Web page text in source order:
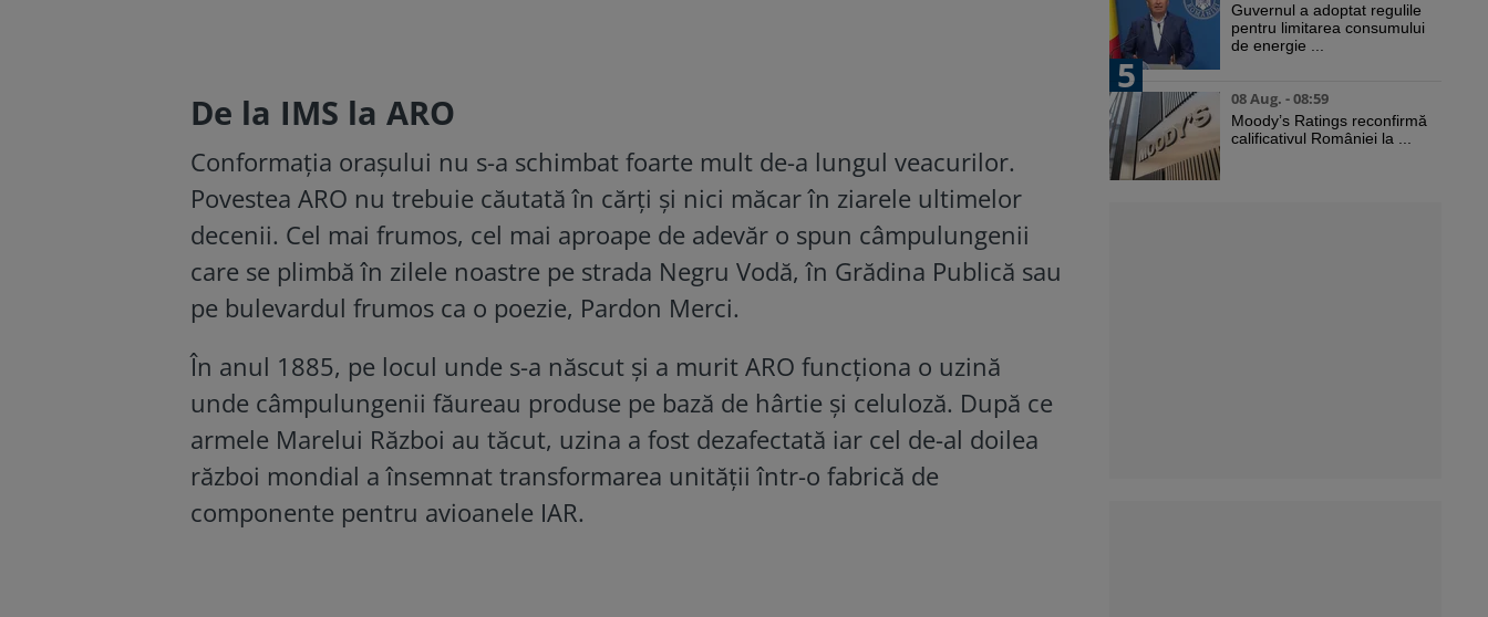
De la IMS la ARO
Conformația orașului nu s-a schimbat foarte mult de-a lungul veacurilor.
Povestea ARO nu trebuie căutată în cărți și nici măcar în ziarele ultimelor
decenii. Cel mai frumos, cel mai aproape de adevăr o spun câmpulungenii
care se plimbă în zilele noastre pe strada Negru Vodă, în Grădina Publică sau
pe bulevardul frumos ca o poezie, Pardon Merci.
În anul 1885, pe locul unde s-a născut și a murit ARO funcționa o uzină
unde câmpulungenii făureau produse pe bază de hârtie și celuloză. După ce
armele Marelui Război au tăcut, uzina a fost dezafectată iar cel de-al doilea
război mondial a însemnat transformarea unității într-o fabrică de
componente pentru avioanele IAR.
Guvernul a adoptat regulile
pentru limitarea consumului
de energie ...
5
08 Aug. - 08:59
Moody’s Ratings reconfirmă
calificativul României la ...